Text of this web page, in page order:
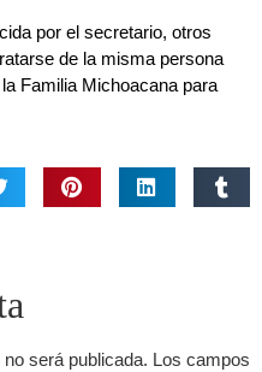
por el secretario, otros
de la misma persona
Familia Michoacana para
será publicada. Los campos